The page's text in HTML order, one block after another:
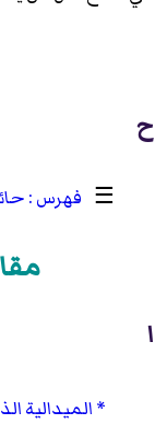
ح
☰
ا
الميدالية